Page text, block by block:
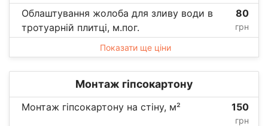
Облаштування жолоба для зливу води в
тротуарній плитці, м.пог.
80
грн
Показати ще ціни
Монтаж гіпсокартону
Монтаж гіпсокартону на стіну, м² 150
грн